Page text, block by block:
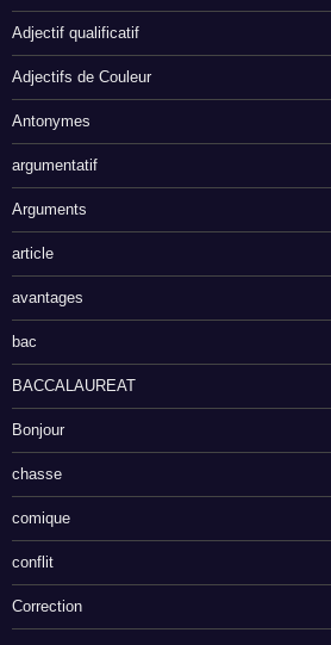
Adjectif qualificatif
Adjectifs de Couleur
Antonymes
argumentatif
Arguments
article
avantages
bac
BACCALAUREAT
Bonjour
chasse
comique
conflit
Correction